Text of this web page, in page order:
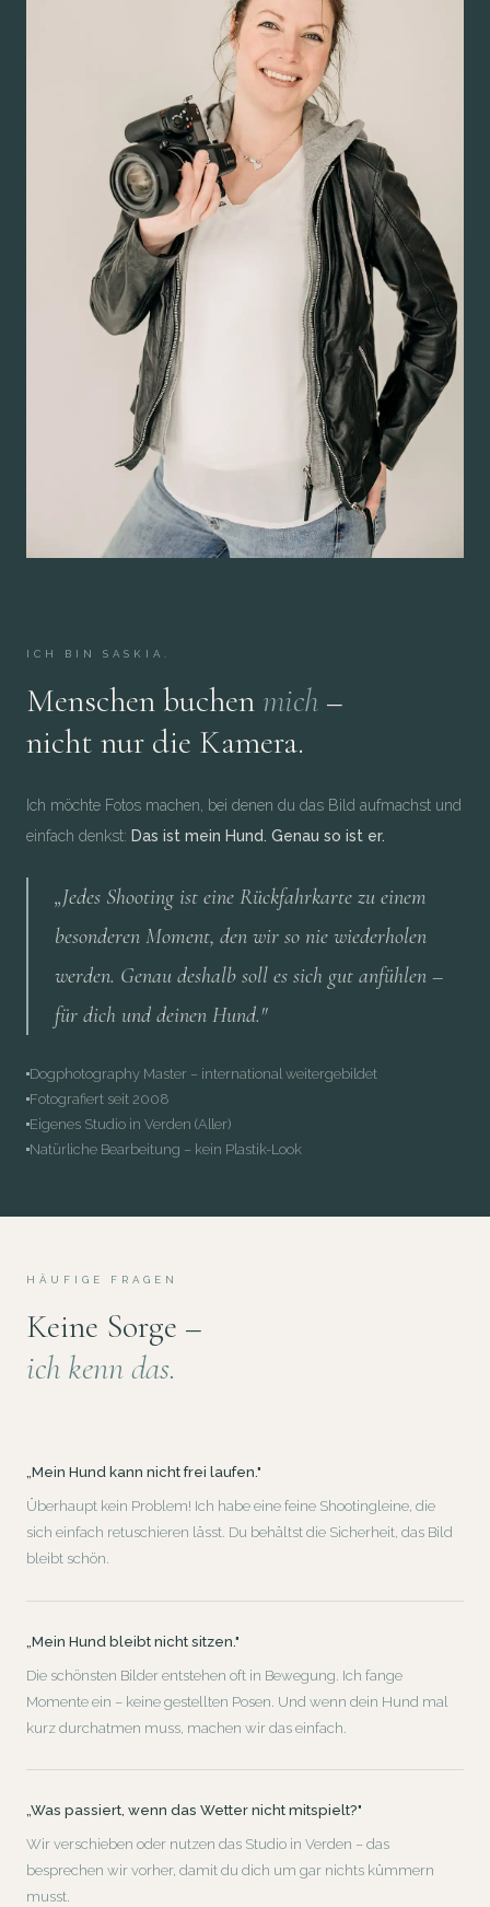
ICH BIN SASKIA.
Menschen buchen mich –
nicht nur die Kamera.
Ich möchte Fotos machen, bei denen du das Bild aufmachst und
einfach denkst: Das ist mein Hund. Genau so ist er.
„Jedes Shooting ist eine Rückfahrkarte zu einem
besonderen Moment, den wir so nie wiederholen
werden. Genau deshalb soll es sich gut anfühlen –
für dich und deinen Hund."
Dogphotography Master – international weitergebildet
Fotografiert seit 2008
Eigenes Studio in Verden (Aller)
Natürliche Bearbeitung – kein Plastik-Look
HÄUFIGE FRAGEN
Keine Sorge –
ich kenn das.
„Mein Hund kann nicht frei laufen."
Überhaupt kein Problem! Ich habe eine feine Shootingleine, die
sich einfach retuschieren lässt. Du behältst die Sicherheit, das Bild
bleibt schön.
„Mein Hund bleibt nicht sitzen."
Die schönsten Bilder entstehen oft in Bewegung. Ich fange
Momente ein – keine gestellten Posen. Und wenn dein Hund mal
kurz durchatmen muss, machen wir das einfach.
„Was passiert, wenn das Wetter nicht mitspielt?"
Wir verschieben oder nutzen das Studio in Verden – das
besprechen wir vorher, damit du dich um gar nichts kümmern
musst.